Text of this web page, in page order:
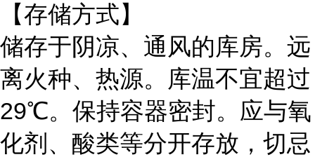
【存储方式】
储存于阴凉、通风的库房。远
离火种、热源。库温不宜超过
29℃。保持容器密封。应与氧
化剂、酸类等分开存放，切忌